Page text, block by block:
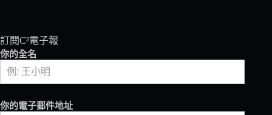
訂閱C³電子報
你的全名
你的電子郵件地址